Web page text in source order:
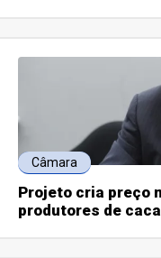
Câmara
Projeto cria preço
produtores de